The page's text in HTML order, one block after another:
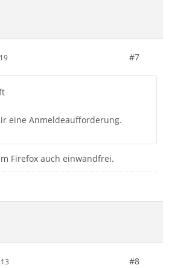
#7
eine Anmeldeaufforderung.
Firefox auch einwandfrei.
#8